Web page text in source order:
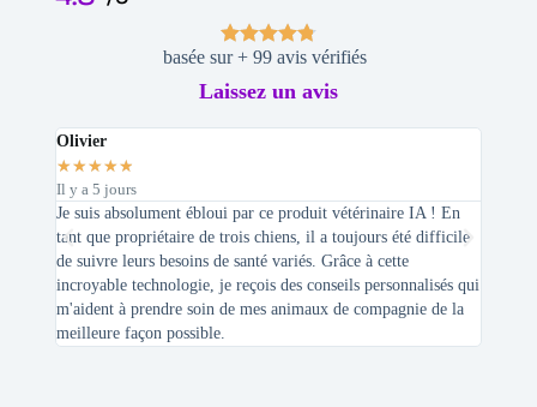
basée sur + 99 avis vérifiés
Laissez un avis
Olivier
★★★★★
Il y a 5 jours
Je suis absolument ébloui par ce produit vétérinaire IA ! En
tant que propriétaire de trois chiens, il a toujours été difficile
de suivre leurs besoins de santé variés. Grâce à cette
incroyable technologie, je reçois des conseils personnalisés qui
m'aident à prendre soin de mes animaux de compagnie de la
meilleure façon possible.